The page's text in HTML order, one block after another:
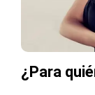
¿Para